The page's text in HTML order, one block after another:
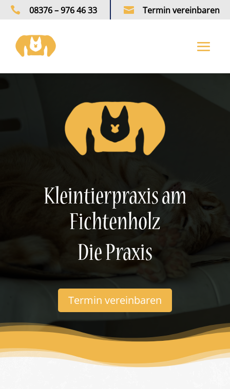
 08376 – 976 46 33  Termin vereinbaren
Kleintierpraxis am
Fichtenholz
Die Praxis
Termin vereinbaren